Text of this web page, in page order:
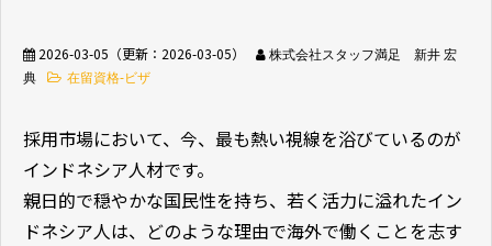
外食業界採用
け】特定技能制度が
まるわかり
2026-03-05 （更新： 2026-03-05）
株式会社スタッフ満足 新井 宏
典
在留資格-ビザ
採用市場において、今、最も熱い視線を浴びているのが
インドネシア人材です。
親日的で穏やかな国民性を持ち、若く活力に溢れたイン
ドネシア人は、どのような理由で海外で働くことを志す